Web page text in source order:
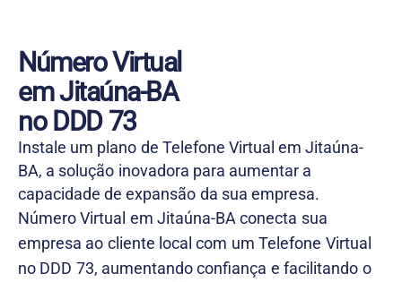
Número Virtual
em Jitaúna-BA
no DDD 73
Instale um plano de Telefone Virtual em Jitaúna-
BA, a solução inovadora para aumentar a
capacidade de expansão da sua empresa.
Número Virtual em Jitaúna-BA conecta sua
empresa ao cliente local com um Telefone Virtual
no DDD 73, aumentando confiança e facilitando o